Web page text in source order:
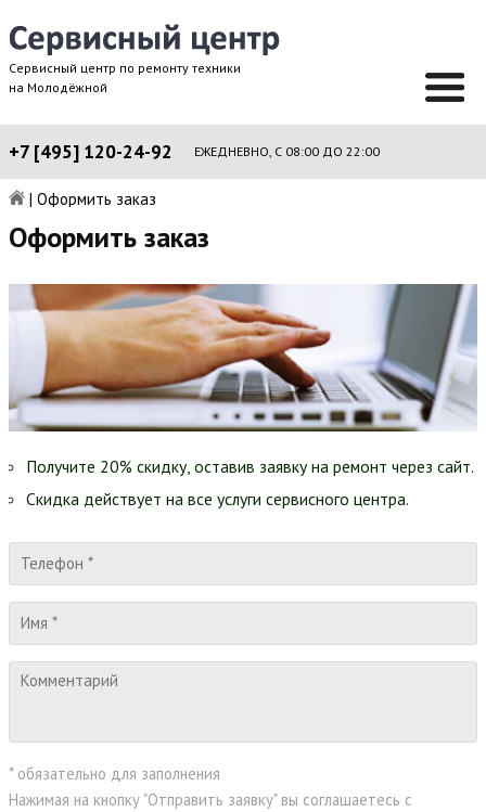
Сервисный центр по ремонту техники
на Молодёжной
+7 [495] 120-24-92 ЕЖЕДНЕВНО, С 08:00 ДО 22:00
| Оформить заказ
Оформить заказ
Получите 20% скидку, оставив заявку на ремонт через сайт.
Скидка действует на все услуги сервисного центра.
* обязательно для заполнения
Нажимая на кнопку "Отправить заявку" вы соглашаетесь с